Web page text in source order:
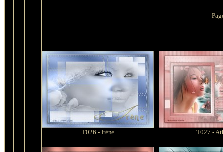
T026 - Irène T027 -